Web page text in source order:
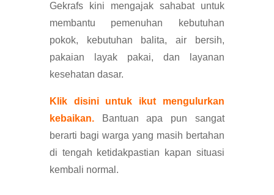
Gekrafs kini mengajak sahabat untuk
membantu pemenuhan kebutuhan
pokok, kebutuhan balita, air bersih,
pakaian layak pakai, dan layanan
kesehatan dasar.
Klik disini untuk ikut mengulurkan
kebaikan.Bantuan apa pun sangat
berarti bagi warga yang masih bertahan
di tengah ketidakpastian kapan situasi
kembali normal.